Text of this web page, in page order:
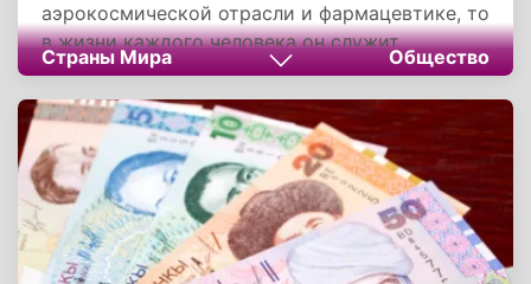
аэрокосмической отрасли и фармацевтике, то
в жизни каждого человека он служит
символическим стартом для весеннего
обновления пространства. Устраивая
генеральную уборку и избавляясь от хлама,
мы не просто наводим лоск в доме — мы
избавляемся от тревог, повышаем
продуктивность и создаем здоровую
атмосферу для всей семьи. Этот праздник
учит главному: чистота вокруг начинается с
Страны Мира Общество